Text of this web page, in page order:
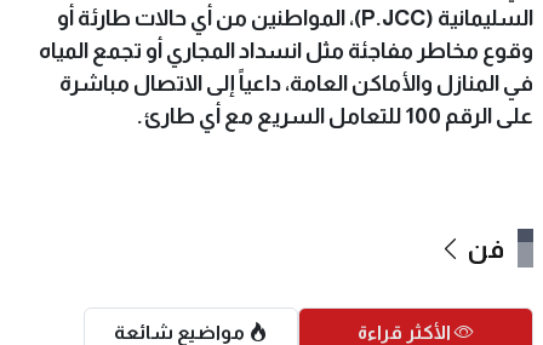
السليمانية (P.JCC)، المواطنين من أي حالات طارئة أو
وقوع مخاطر مفاجئة مثل انسداد المجاري أو تجمع المياه
في المنازل والأماكن العامة، داعياً إلى الاتصال مباشرة
على الرقم 100 للتعامل السريع مع أي طارئ.
فن
الأكثر قراءة